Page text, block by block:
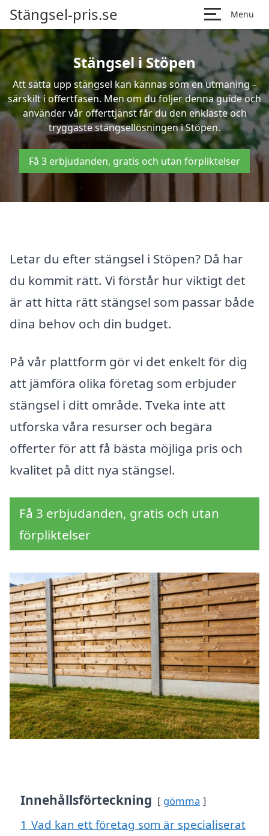
Stängsel-pris.se Menu
Stängsel i Stöpen
Att sätta upp stängsel kan kännas som en utmaning –
särskilt i offertfasen. Men om du följer denna guide och
använder vår offerttjänst får du den enklaste och
tryggaste stängsellösningen i Stöpen.
Få 3 erbjudanden, gratis och utan förpliktelser
Letar du efter stängsel i Stöpen? Då har
du kommit rätt. Vi förstår hur viktigt det
är att hitta rätt stängsel som passar både
dina behov och din budget.
På vår plattform gör vi det enkelt för dig
att jämföra olika företag som erbjuder
stängsel i ditt område. Tveka inte att
utforska våra resurser och begära
offerter för att få bästa möjliga pris och
kvalitet på ditt nya stängsel.
Få 3 erbjudanden, gratis och utan
förpliktelser
Innehållsförteckning gömma
1 Vad kan ett företag som är specialiserat